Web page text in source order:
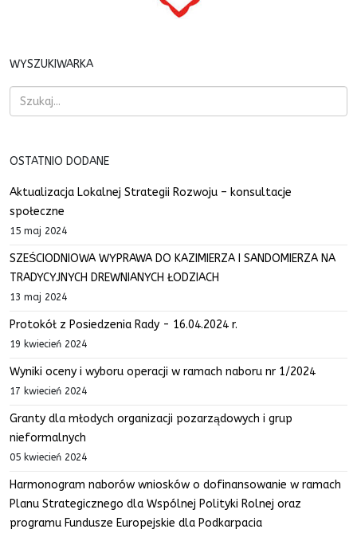
WYSZUKIWARKA
OSTATNIO DODANE
Aktualizacja Lokalnej Strategii Rozwoju – konsultacje
społeczne
15 maj 2024
SZEŚCIODNIOWA WYPRAWA DO KAZIMIERZA I SANDOMIERZA NA
TRADYCYJNYCH DREWNIANYCH ŁODZIACH
13 maj 2024
Protokół z Posiedzenia Rady - 16.04.2024 r.
19 kwiecień 2024
Wyniki oceny i wyboru operacji w ramach naboru nr 1/2024
17 kwiecień 2024
Granty dla młodych organizacji pozarządowych i grup
nieformalnych
05 kwiecień 2024
Harmonogram naborów wniosków o dofinansowanie w ramach
Planu Strategicznego dla Wspólnej Polityki Rolnej oraz
programu Fundusze Europejskie dla Podkarpacia